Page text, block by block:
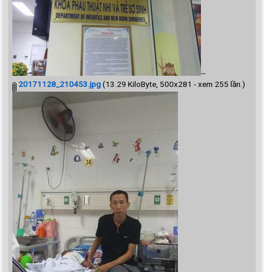
--
20171128_210453.jpg(13.29 KiloByte, 500x281 - xem 255 lần.)